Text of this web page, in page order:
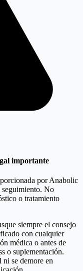
importante
por Anabolic
seguimiento. No
o tratamiento
siempre el consejo
con cualquier
médica o antes de
o suplementación.
se demore en